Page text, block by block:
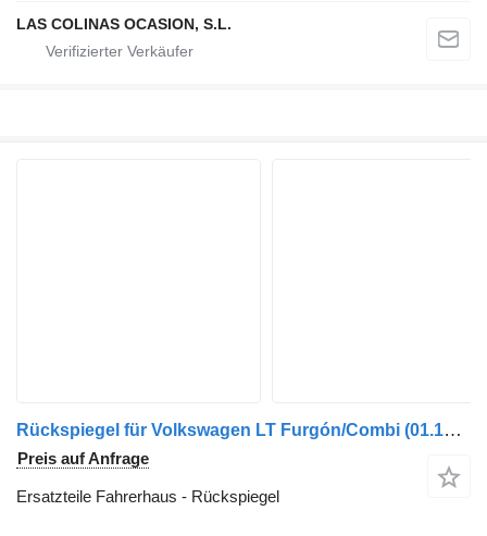
LAS COLINAS OCASION, S.L.
Rückspiegel für Volkswagen LT Furgón/Combi (01.1996->) LKW
Preis auf Anfrage
Ersatzteile Fahrerhaus - Rückspiegel